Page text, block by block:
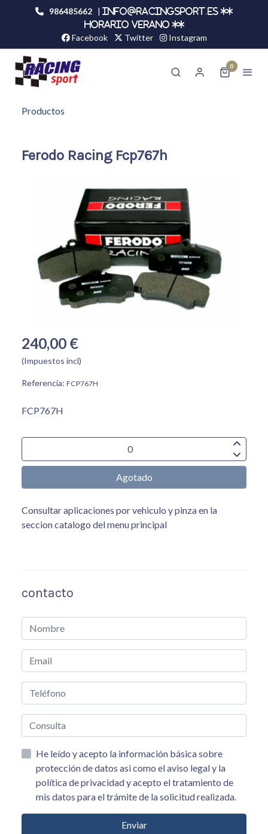
986485662 |
info@racingsport.es **
HORARIO VERANO **
Facebook Twitter Instagram
0
Productos
Ferodo Racing Fcp767h
240,00 €
(Impuestos incl)
Referencia: FCP767H
FCP767H
Agotado
Consultar aplicaciones por vehiculo y pinza en la
seccion catalogo del menu principal
contacto
He leído y acepto la información básica sobre
protección de datos asi como el aviso legal y la
política de privacidad y acepto el tratamiento de
mis datos para el trámite de la solicitud realizada.
Enviar